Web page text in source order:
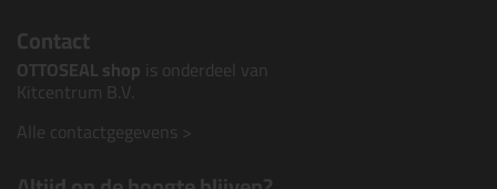
Contact
OTTOSEAL shop is onderdeel van
Kitcentrum B.V.
Alle contactgegevens >